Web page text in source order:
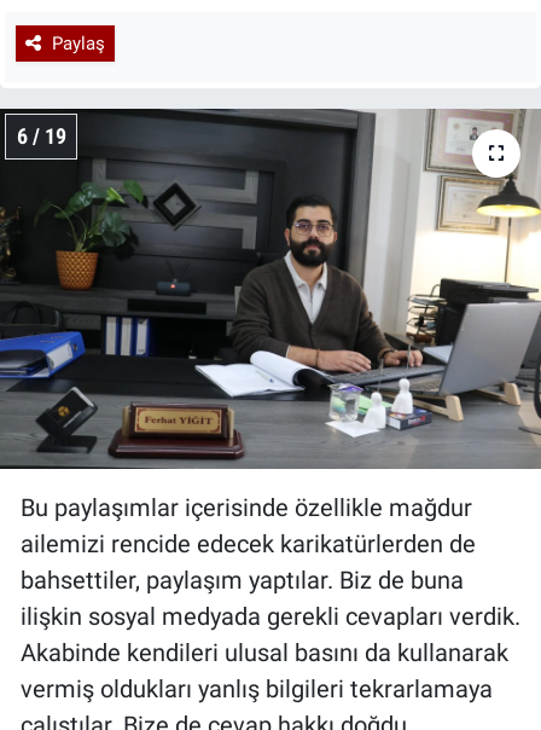
Paylaş
6 / 19
Bu paylaşımlar içerisinde özellikle mağdur
ailemizi rencide edecek karikatürlerden de
bahsettiler, paylaşım yaptılar. Biz de buna
ilişkin sosyal medyada gerekli cevapları verdik.
Akabinde kendileri ulusal basını da kullanarak
vermiş oldukları yanlış bilgileri tekrarlamaya